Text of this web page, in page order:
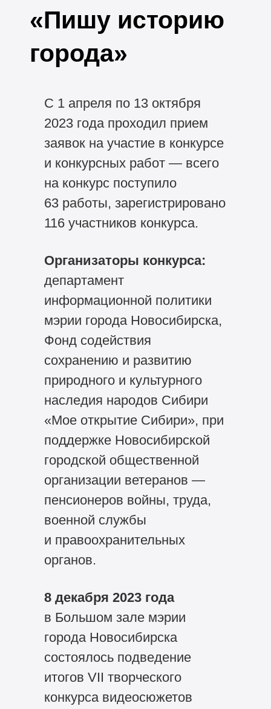
«Пишу историю
города»
С 1 апреля по 13 октября
2023 года проходил прием
заявок на участие в конкурсе
и конкурсных работ — всего
на конкурс поступило
63 работы, зарегистрировано
116 участников конкурса.
Организаторы конкурса:
департамент
информационной политики
мэрии города Новосибирска,
Фонд содействия
сохранению и развитию
природного и культурного
наследия народов Сибири
«Мое открытие Сибири», при
поддержке Новосибирской
городской общественной
организации ветеранов —
пенсионеров войны, труда,
военной службы
и правоохранительных
органов.
8 декабря 2023 года
в Большом зале мэрии
города Новосибирска
состоялось подведение
итогов VII творческого
конкурса видеосюжетов